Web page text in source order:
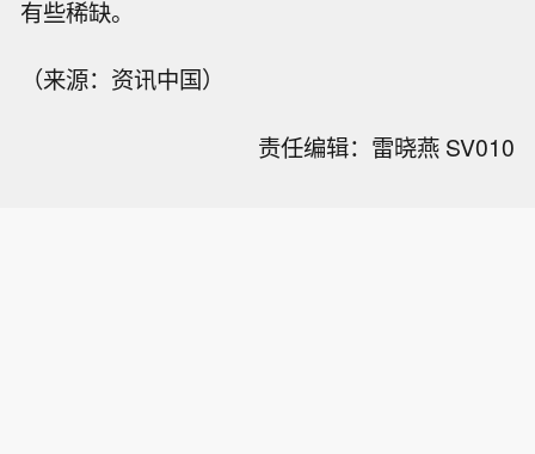
有些稀缺。
（来源：资讯中国）
责任编辑：雷晓燕 SV010